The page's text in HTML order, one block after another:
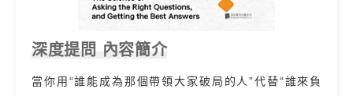
深度提問 內容簡介
當你用“誰能成為那個帶領大家破局的人”代替“誰來負